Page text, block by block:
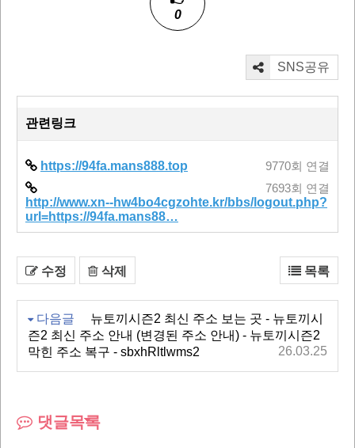
0
SNS공유
관련링크
https://94fa.mans888.top 9770회 연결
http://www.xn--hw4bo4cgzohte.kr/bbs/logout.php?
url=https://94fa.mans88…
7693회 연결
수정 삭제 목록
다음글
뉴토끼시즌2 최신 주소 보는 곳 - 뉴토끼시
즌2 최신 주소 안내 (변경된 주소 안내) - 뉴토끼시즌2
막힌 주소 복구 - sbxhRltlwms2
26.03.25
댓글목록